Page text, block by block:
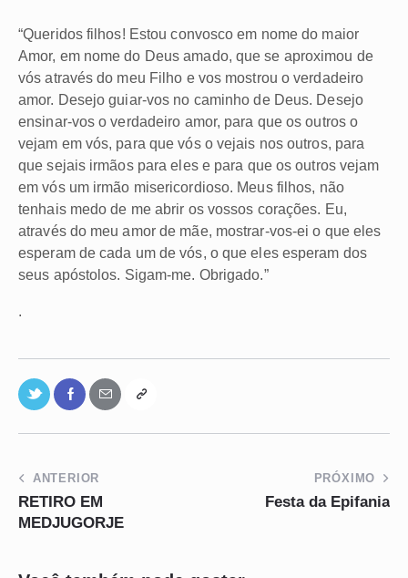
“Queridos filhos! Estou convosco em nome do maior
Amor, em nome do Deus amado, que se aproximou de
vós através do meu Filho e vos mostrou o verdadeiro
amor. Desejo guiar-vos no caminho de Deus. Desejo
ensinar-vos o verdadeiro amor, para que os outros o
vejam em vós, para que vós o vejais nos outros, para
que sejais irmãos para eles e para que os outros vejam
em vós um irmão misericordioso. Meus filhos, não
tenhais medo de me abrir os vossos corações. Eu,
através do meu amor de mãe, mostrar-vos-ei o que eles
esperam de cada um de vós, o que eles esperam dos
seus apóstolos. Sigam-me. Obrigado.”
.
ANTERIOR
RETIRO EM
MEDJUGORJE
PRÓXIMO
Festa da Epifania